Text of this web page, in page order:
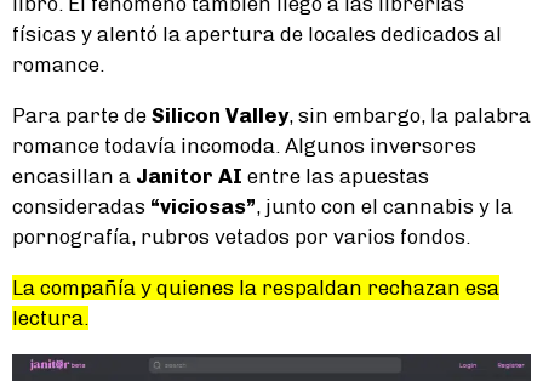
físicas y alentó la apertura de locales dedicados al
romance.
Para parte de Silicon Valley, sin embargo, la palabra
romance todavía incomoda. Algunos inversores
encasillan a Janitor AI entre las apuestas
consideradas “viciosas”, junto con el cannabis y la
pornografía, rubros vetados por varios fondos.
La compañía y quienes la respaldan rechazan esa
lectura.